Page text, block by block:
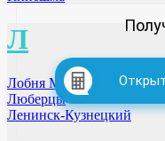
Л
Лобня МО
Люберцы
Ленинск-Кузнецкий